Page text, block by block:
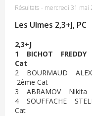
Résultats - mercredi 31 mai
Les Ulmes 2,3+J, PC
2,3+J
1 BICHOT FREDDY
Cat
2 BOURMAUD
2ème Cat
3 ABRAMOV Nikita
4 SOUFFACHE
Cat